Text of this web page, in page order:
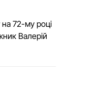
72-му році
Валерій